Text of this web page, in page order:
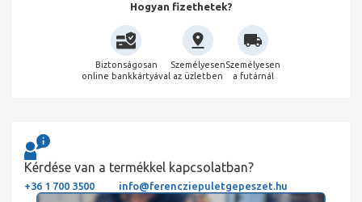
Hogyan fizethetek?
Biztonságosan
online bankkártyával
Személyesen
az üzletben
Személyesen
a futárnál
Kérdése van a termékkel kapcsolatban?
+36 1 700 3500 info@ferencziepuletgepeszet.hu